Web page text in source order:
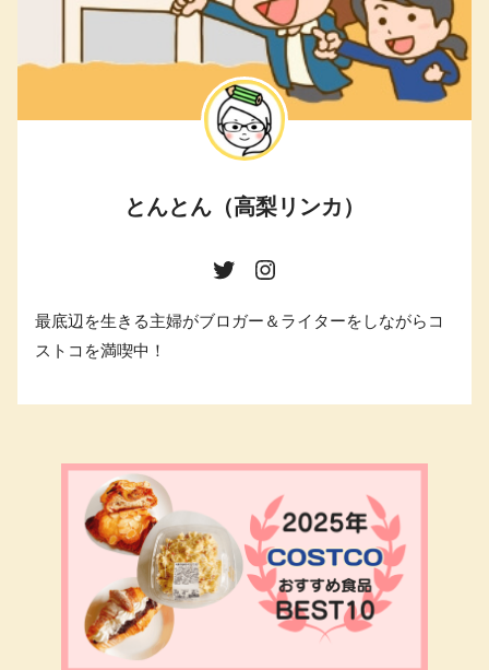
とんとん（高梨リンカ）
最底辺を生きる主婦がブロガー＆ライターをしながらコ
ストコを満喫中！